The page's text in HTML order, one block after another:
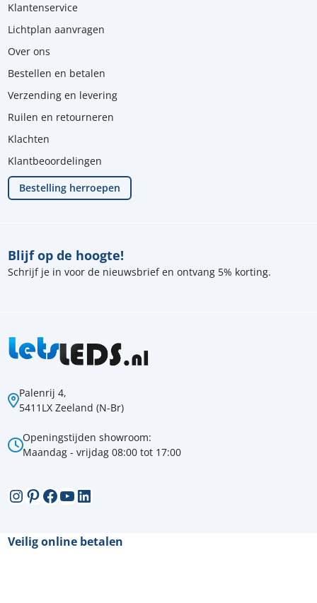
Palenrij 4,
5411LX Zeeland (N-Br)
Openingstijden showroom:
Maandag - vrijdag 08:00 tot 17:00
Instagram
Pinterest
Facebook
YouTube
LinkedIn
Blijf op de hoogte!
Schrijf je in voor de nieuwsbrief en ontvang 5% korting.
Klantenservice
Lichtplan aanvragen
Over ons
Bestellen en betalen
Verzending en levering
Ruilen en retourneren
Klachten
Klantbeoordelingen
Bestelling herroepen
Veilig online betalen